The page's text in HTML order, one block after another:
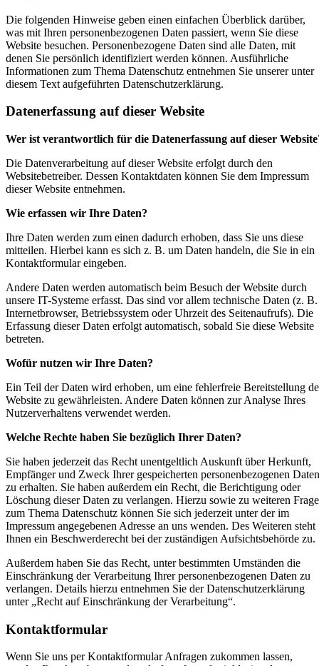
Die folgenden Hinweise geben einen einfachen Überblick darüber,
was mit Ihren personenbezogenen Daten passiert, wenn Sie diese
Website besuchen. Personenbezogene Daten sind alle Daten, mit
denen Sie persönlich identifiziert werden können. Ausführliche
Informationen zum Thema Datenschutz entnehmen Sie unserer unter
diesem Text aufgeführten Datenschutzerklärung.
Datenerfassung auf dieser Website
Wer ist verantwortlich für die Datenerfassung auf dieser
Die Datenverarbeitung auf dieser Website erfolgt durch den
Websitebetreiber. Dessen Kontaktdaten können Sie dem Impressum
dieser Website entnehmen.
Wie erfassen wir Ihre Daten?
Ihre Daten werden zum einen dadurch erhoben, dass Sie uns diese
mitteilen. Hierbei kann es sich z. B. um Daten handeln, die Sie in ein
Kontaktformular eingeben.
Andere Daten werden automatisch beim Besuch der Website durch
unsere IT-Systeme erfasst. Das sind vor allem technische Daten (z. B.
Internetbrowser, Betriebssystem oder Uhrzeit des Seitenaufrufs). Die
Erfassung dieser Daten erfolgt automatisch, sobald Sie diese Website
betreten.
Wofür nutzen wir Ihre Daten?
Ein Teil der Daten wird erhoben, um eine fehlerfreie Bereitstellung
Website zu gewährleisten. Andere Daten können zur Analyse Ihres
Nutzerverhaltens verwendet werden.
Welche Rechte haben Sie bezüglich Ihrer Daten?
Sie haben jederzeit das Recht unentgeltlich Auskunft über Herkunft,
Empfänger und Zweck Ihrer gespeicherten personenbezogenen Daten
zu erhalten. Sie haben außerdem ein Recht, die Berichtigung oder
Löschung dieser Daten zu verlangen. Hierzu sowie zu weiteren
zum Thema Datenschutz können Sie sich jederzeit unter der im
Impressum angegebenen Adresse an uns wenden. Des Weiteren steht
Ihnen ein Beschwerderecht bei der zuständigen Aufsichtsbehörde zu.
Außerdem haben Sie das Recht, unter bestimmten Umständen die
Einschränkung der Verarbeitung Ihrer personenbezogenen Daten zu
verlangen. Details hierzu entnehmen Sie der Datenschutzerklärung
unter „Recht auf Einschränkung der Verarbeitung“.
Kontaktformular
Wenn Sie uns per Kontaktformular Anfragen zukommen lassen,